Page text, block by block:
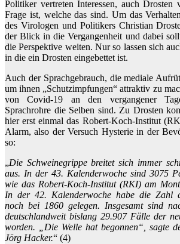
Politiker vertreten Interessen, auch Drosten
Frage ist, welche das sind. Um das
des Virologen und Politikers Christian
der Blick in die Vergangenheit und dabei
die Perspektive weiten. Nur so lassen sich
in die ein Drosten eingebettet ist.
Auch der Sprachgebrauch, die mediale
um ihnen „Schutzimpfungen“ attraktiv zu
von Covid-19 an den vergangener
Sprachrohre die Selben sind. Zu Drosten
hier erst einmal das Robert-Koch-Institut
Alarm, also der Versuch Hysterie in der
so:
„Die Schweinegrippe breitet sich immer
aus. In der 43. Kalenderwoche sind 3075
wie das Robert-Koch-Institut (RKI) am
In der 42. Kalenderwoche habe die Zahl
noch bei 1860 gelegen. Insgesamt sind
deutschlandweit bislang 29.907 Fälle der
worden. „Die Welle hat begonnen“, sagte
Jörg Hacker.“ (4)